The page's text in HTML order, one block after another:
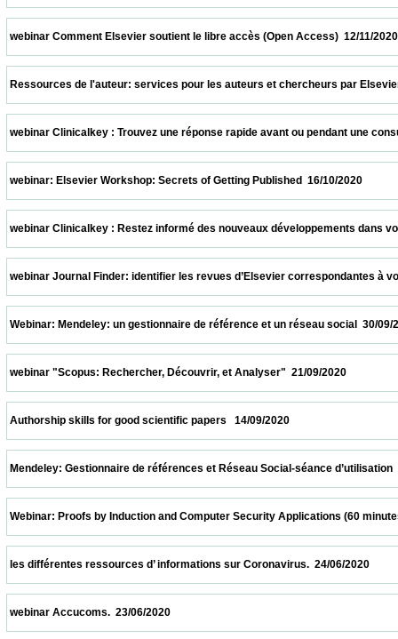
webinar Comment Elsevier soutient le libre accès (Open
Ressources de l'auteur: services pour les auteurs et chercheurs
webinar Clinicalkey : Trouvez une réponse rapide avant ou
webinar: Elsevier Workshop: Secrets of Getting Published  16/
webinar Clinicalkey : Restez informé des nouveaux
webinar Journal Finder: identifier les revues d’Elsevier
Webinar: Mendeley: un gestionnaire de référence et un réseau
webinar "Scopus: Rechercher, Découvrir, et Analyser"  21/09/
Authorship skills for good scientific papers   14/09/2020
Mendeley: Gestionnaire de références et Réseau Social-séance
Webinar: Proofs by Induction and Computer Security Applications
les différentes ressources d’ informations sur Coronavirus.  24/
webinar Accucoms.  23/06/2020